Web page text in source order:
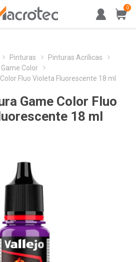
0
Pinturas
Pinturas Acrílicas
Game Color
Fluo Violeta Fluorescente 18 ml
Game Color Fluo
18 ml